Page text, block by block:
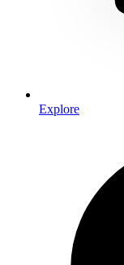
Explore